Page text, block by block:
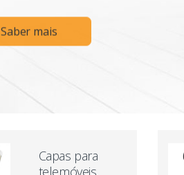
Saber mais
Capas para